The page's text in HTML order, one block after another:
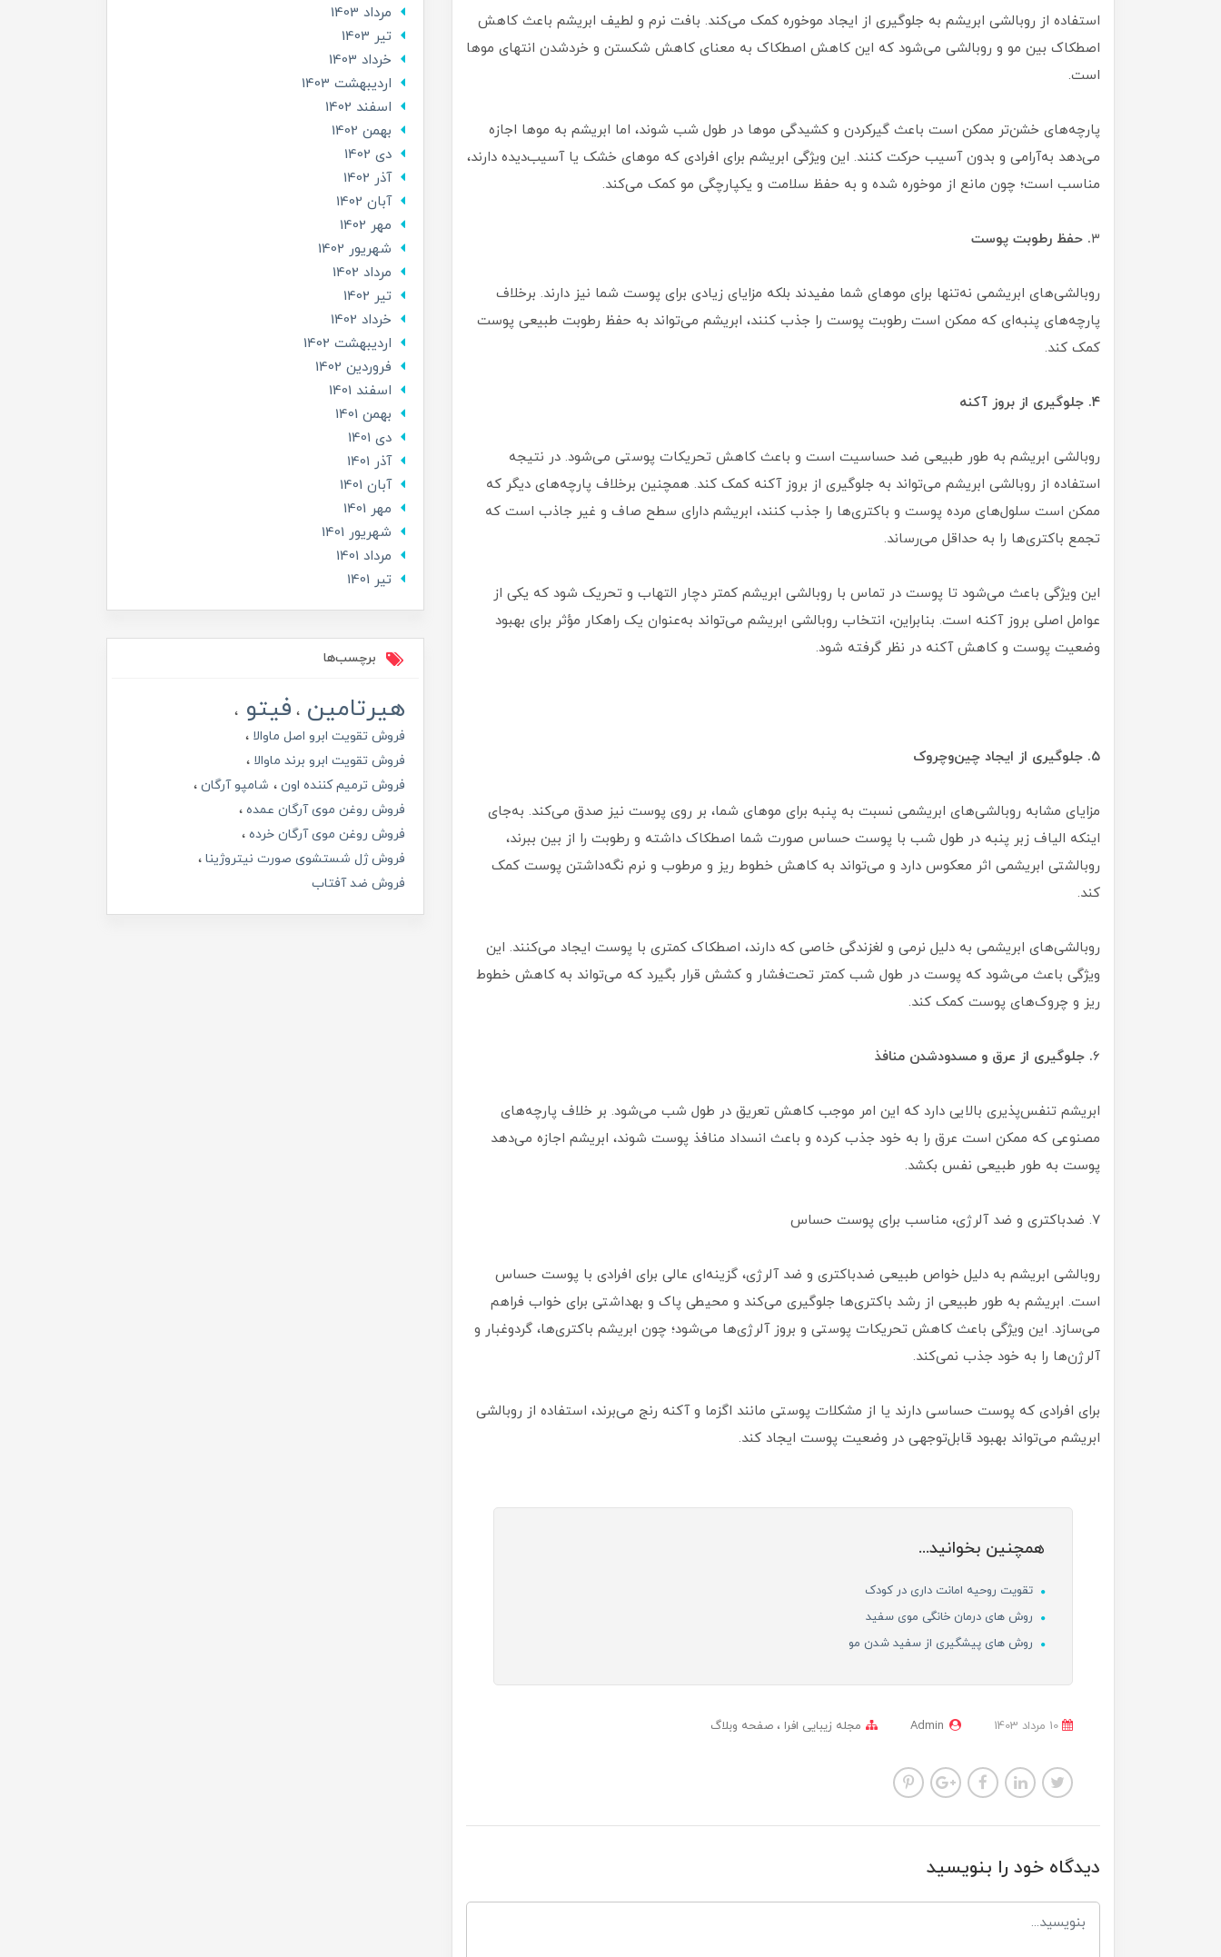
استفاده از روبالشی ابریشم به جلوگیری از ایجاد موخوره کمک می‌کند. بافت نرم و لطیف ابریشم باعث کاهش
اصطکاک بین مو و روبالشی می‌شود که این کاهش اصطکاک به معنای کاهش شکستن و خردشدن انتهای موها
است.
پارچه‌های خشن‌تر ممکن است باعث گیرکردن و کشیدگی موها در طول شب شوند، اما ابریشم به موها اجازه
می‌دهد به‌آرامی و بدون آسیب حرکت کنند. این ویژگی ابریشم برای افرادی که موهای خشک یا آسیب‌دیده دارند،
مناسب است؛ چون مانع از موخوره شده و به حفظ سلامت و یکپارچگی مو کمک می‌کند.
۳. حفظ رطوبت پوست
روبالشی‌های ابریشمی نه‌تنها برای موهای شما مفیدند بلکه مزایای زیادی برای پوست شما نیز دارند. برخلاف
پارچه‌های پنبه‌ای که ممکن است رطوبت پوست را جذب کنند، ابریشم می‌تواند به حفظ رطوبت طبیعی پوست
کمک کند.
۴. جلوگیری از بروز آکنه
روبالشی ابریشم به طور طبیعی ضد حساسیت است و باعث کاهش تحریکات پوستی می‌شود. در نتیجه
استفاده از روبالشی ابریشم می‌تواند به جلوگیری از بروز آکنه کمک کند. همچنین برخلاف پارچه‌های دیگر که
ممکن است سلول‌های مرده پوست و باکتری‌ها را جذب کنند، ابریشم دارای سطح صاف و غیر جاذب است که
تجمع باکتری‌ها را به حداقل می‌رساند.
این ویژگی باعث می‌شود تا پوست در تماس با روبالشی ابریشم کمتر دچار التهاب و تحریک شود که یکی از
عوامل اصلی بروز آکنه است. بنابراین، انتخاب روبالشی ابریشم می‌تواند به‌عنوان یک راهکار مؤثر برای بهبود
وضعیت پوست و کاهش آکنه در نظر گرفته شود.
۵. جلوگیری از ایجاد چین‌و‌چروک
مزایای مشابه روبالشی‌های ابریشمی نسبت به پنبه برای موهای شما، بر روی پوست نیز صدق می‌کند. به‌جای
اینکه الیاف زبر پنبه در طول شب با پوست حساس صورت شما اصطکاک داشته و رطوبت را از بین ببرند،
روبالشتی ابریشمی اثر معکوس دارد و می‌تواند به کاهش خطوط ریز و مرطوب و نرم نگه‌داشتن پوست کمک
کند.
روبالشی‌های ابریشمی به دلیل نرمی و لغزندگی خاصی که دارند، اصطکاک کمتری با پوست ایجاد می‌کنند. این
ویژگی باعث می‌شود که پوست در طول شب کمتر تحت‌فشار و کشش قرار بگیرد که می‌تواند به کاهش خطوط
ریز و چروک‌های پوست کمک کند.
۶. جلوگیری از عرق و مسدودشدن منافذ
ابریشم تنفس‌پذیری بالایی دارد که این امر موجب کاهش تعریق در طول شب می‌شود. بر خلاف پارچه‌های
مصنوعی که ممکن است عرق را به خود جذب کرده و باعث انسداد منافذ پوست شوند، ابریشم اجازه می‌دهد
پوست به طور طبیعی نفس بکشد.
۷. ضدباکتری و ضد آلرژی، مناسب برای پوست حساس
روبالشی ابریشم به دلیل خواص طبیعی ضدباکتری و ضد آلرژی، گزینه‌ای عالی برای افرادی با پوست حساس
است. ابریشم به طور طبیعی از رشد باکتری‌ها جلوگیری می‌کند و محیطی پاک و بهداشتی برای خواب فراهم
می‌سازد. این ویژگی باعث کاهش تحریکات پوستی و بروز آلرژی‌ها می‌شود؛ چون ابریشم باکتری‌ها، گردوغبار و
آلرژن‌ها را به خود جذب نمی‌کند.
برای افرادی که پوست حساسی دارند یا از مشکلات پوستی مانند اگزما و آکنه رنج می‌برند، استفاده از روبالشی
ابریشم می‌تواند بهبود قابل‌توجهی در وضعیت پوست ایجاد کند.
همچنین بخوانید...
تقویت روحیه امانت داری در کودک
روش های درمان خانگی موی سفید
روش های پیشگیری از سفید شدن مو
Admin مجله زیبایی افرا صفحه وبلاگ
دیدگاه خود را بنویسید
مرداد 1403
تير 1403
خرداد 1403
ارديبهشت 1403
اسفند 1402
بهمن 1402
دی 1402
آذر 1402
آبان 1402
مهر 1402
شهریور 1402
مرداد 1402
تير 1402
خرداد 1402
ارديبهشت 1402
فروردین 1402
اسفند 1401
بهمن 1401
دی 1401
آذر 1401
آبان 1401
مهر 1401
شهریور 1401
مرداد 1401
تير 1401
برچسب‌ها
هیرتامین فیتو
فروش تقویت ابرو اصل ماوالا
فروش تقویت ابرو برند ماوالا
فروش ترمیم کننده اون
شامپو آرگان
فروش روغن موی آرگان عمده
فروش روغن موی آرگان خرده
فروش ژل شستشوی صورت نیتروژینا
فروش ضد آفتاب